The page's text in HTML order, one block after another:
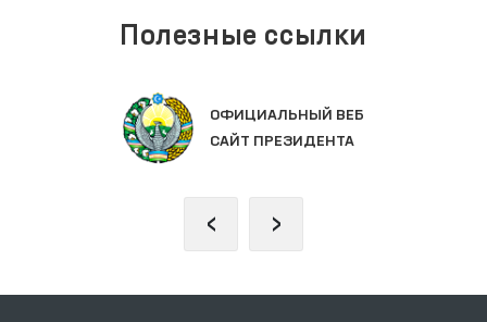
Полезные ссылки
ОФИЦИАЛЬНЫЙ ВЕБ
САЙТ ПРЕЗИДЕНТА
‹ ›